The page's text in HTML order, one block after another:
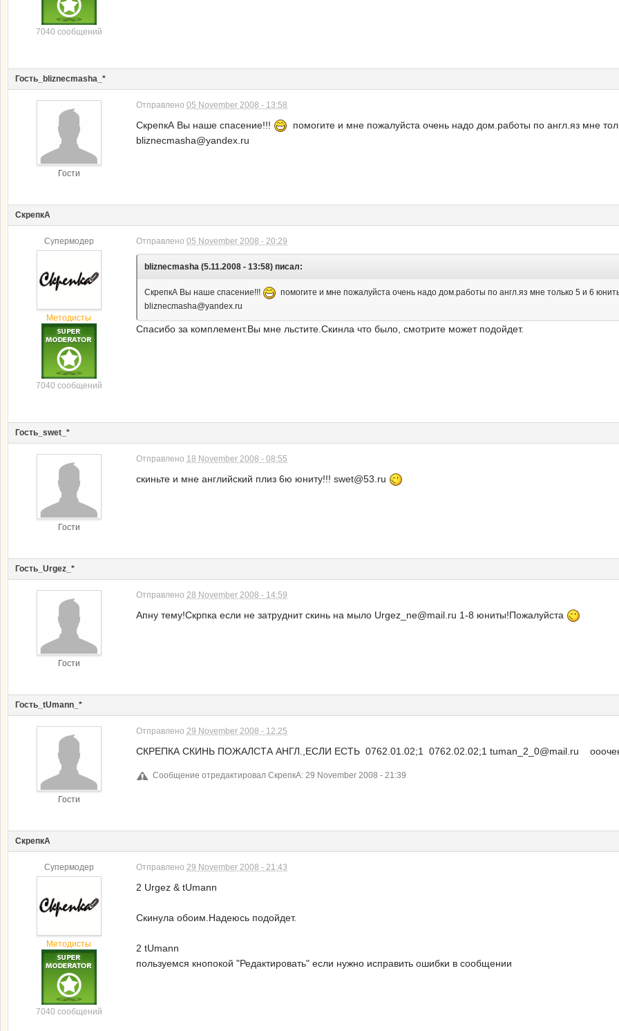
7040 сообщений
Гость_bliznecmasha_*
Гости
Отправлено 05 November 2008 - 13:58
СкрепкА Вы наше спасение!!!
помогите и мне пожалуйста очень надо дом.работы по англ.яз мне
bliznecmasha@yandex.ru
СкрепкА
Супермодер
Методисты
7040 сообщений
Отправлено 05 November 2008 - 20:29
bliznecmasha (5.11.2008 - 13:58) писал:
СкрепкА Вы наше спасение!!!
помогите и мне пожалуйста очень надо дом.работы по англ.яз мне только 5 и 6
bliznecmasha@yandex.ru
Спасибо за комплемент.Вы мне льстите.Скинла что было, смотрите может подойдет.
Гость_swet_*
Гости
Отправлено 18 November 2008 - 08:55
скиньте и мне английский плиз 6ю юниту!!! swet@53.ru
Гость_Urgez_*
Гости
Отправлено 28 November 2008 - 14:59
Апну тему!Скрпка если не затруднит скинь на мыло Urgez_ne@mail.ru 1-8 юниты!Пожалуйста
Гость_tUmann_*
Гости
Отправлено 29 November 2008 - 12:25
СКРЕПКА СКИНЬ ПОЖАЛСТА АНГЛ.,ЕСЛИ ЕСТЬ 0762.01.02;1 0762.02.02;1 tuman_2_0@mail.ru ооочень
Сообщение отредактировал СкрепкА: 29 November 2008 - 21:39
СкрепкА
Супермодер
Методисты
7040 сообщений
Отправлено 29 November 2008 - 21:43
2 Urgez & tUmann
Скинула обоим.Надеюсь подойдет.
2 tUmann
пользуемся кнопокой "Редактировать" если нужно исправить ошибки в сообщении